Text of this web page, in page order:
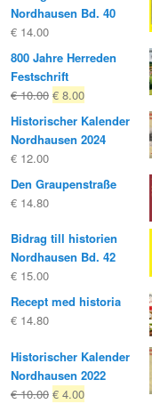
Nordhausen Bd. 40
€ 14.00
800 Jahre Herreden
Festschrift
€10.00 Ursprungligt
pris
var:
€ 10.00
€ 8.00Nuvarande
pris
är:
€ 8.00.
Historischer Kalender
Nordhausen 2024
€ 12.00
Den Graupenstraße
€ 14.80
Bidrag till historien
Nordhausen Bd. 42
€ 15.00
Recept med historia
€ 14.80
Historischer Kalender
Nordhausen 2022
€10.00 Ursprungligt
€ 4.00Nuvarande